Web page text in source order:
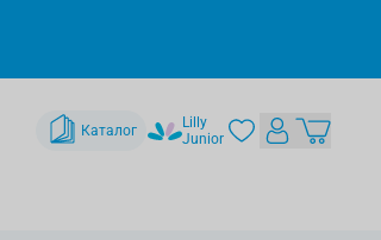
Каталог
Lilly
Junior